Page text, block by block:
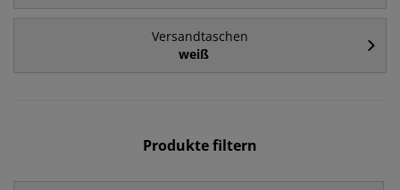
Versandtaschen
weiß
Produkte filtern